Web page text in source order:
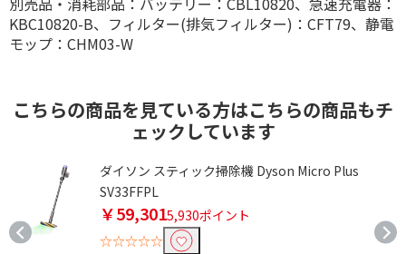
KBC10820-B、フィルター(排気フィルター)：CFT79、静電
モップ：CHM03-W
こちらの商品を見ている方はこちらの商品もチ
ェックしています
ダイソン スティック掃除機 Dyson Micro Plus
SV33FFPL
￥59,3015,930ポイント
☆☆☆☆☆